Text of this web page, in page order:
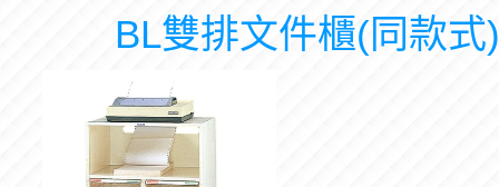
BL雙排文件櫃(同款式)